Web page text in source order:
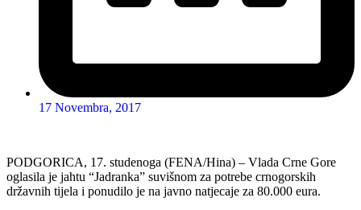
17 Novembra, 2017
PODGORICA, 17. studenoga (FENA/Hina) – Vlada Crne Gore
oglasila je jahtu “Jadranka” suvišnom za potrebe crnogorskih
državnih tijela i ponudilo je na javno natjecaje za 80.000 eura.